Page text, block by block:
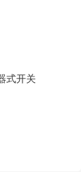
式开关